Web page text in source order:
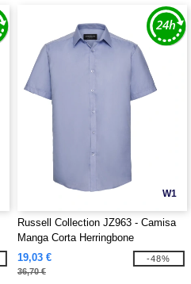
W1
Russell Collection JZ963 - Camisa
Manga Corta Herringbone
19,03 €
36,70 €
-48%